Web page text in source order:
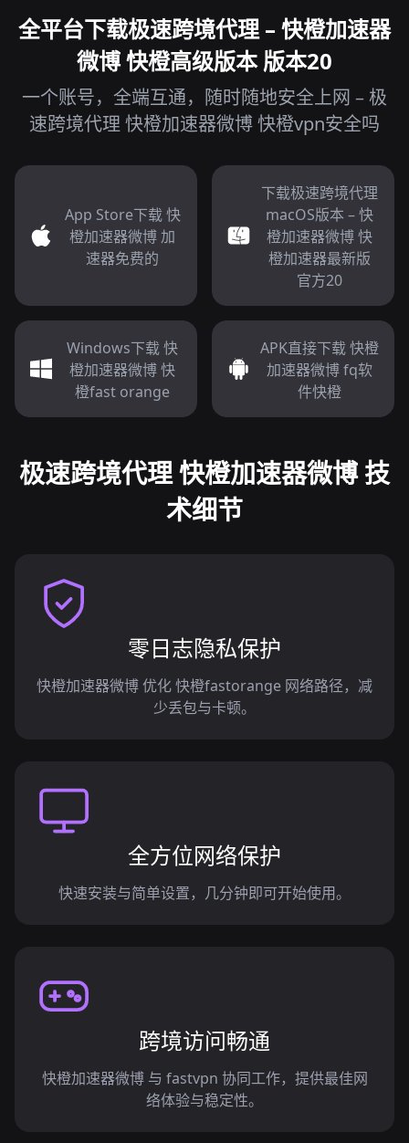
全平台下载极速跨境代理 – 快橙加速器
微博 快橙高级版本 版本20
一个账号，全端互通，随时随地安全上网 – 极
速跨境代理 快橙加速器微博 快橙vpn安全吗
App Store下载 快
橙加速器微博 加
速器免费的
下载极速跨境代理
macOS版本 – 快
橙加速器微博 快
橙加速器最新版
官方20
Windows下载 快
橙加速器微博 快
橙fast orange
APK直接下载 快橙
加速器微博 fq软
件快橙
极速跨境代理 快橙加速器微博 技
术细节
零日志隐私保护
快橙加速器微博 优化 快橙fastorange 网络路径，减
少丢包与卡顿。
全方位网络保护
快速安装与简单设置，几分钟即可开始使用。
跨境访问畅通
快橙加速器微博 与 fastvpn 协同工作，提供最佳网
络体验与稳定性。